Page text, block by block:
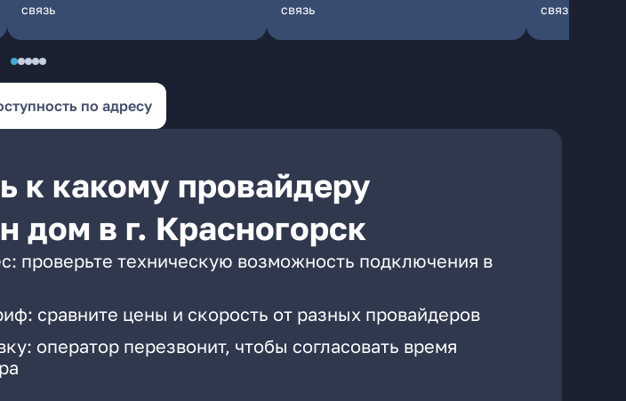
связь
связь
связь
по адресу
к какому провайдеру
дом в г. Красногорск
проверьте техническую возможность подключения в
сравните цены и скорость от разных провайдеров
оператор перезвонит, чтобы согласовать время